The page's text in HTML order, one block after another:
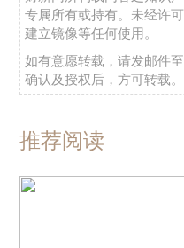
专属所有或持有。未经许
建立镜像等任何使用。
如有意愿转载，请发邮件至
确认及授权后，方可转载。
推荐阅读